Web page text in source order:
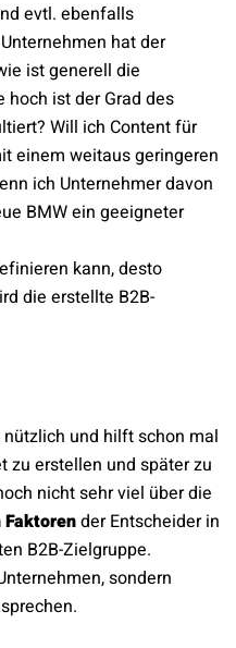
evtl. ebenfalls
hat der
ist generell die
hoch ist der Grad des
Will ich Content für
einem weitaus geringeren
ich Unternehmer davon
BMW ein geeigneter
kann, desto
die erstellte B2B-
und hilft schon mal
zu erstellen und später zu
nicht sehr viel über die
der Entscheider in
B2B-Zielgruppe.
sondern